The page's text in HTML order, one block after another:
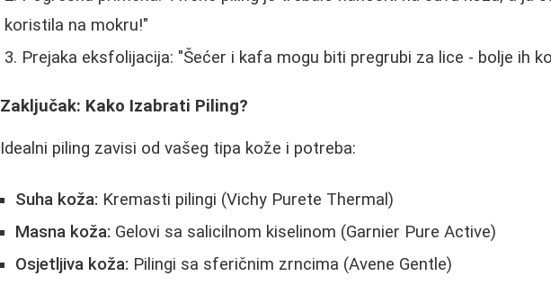
koristila na mokru!"
Prejaka eksfolijacija: "Šećer i kafa mogu biti pregrubi za lice - bolje ih
Zaključak: Kako Izabrati Piling?
Idealni piling zavisi od vašeg tipa kože i potreba:
Suha koža: Kremasti pilingi (Vichy Purete Thermal)
Masna koža: Gelovi sa salicilnom kiselinom (Garnier Pure Active)
Osjetljiva koža: Pilingi sa sferičnim zrncima (Avene Gentle)